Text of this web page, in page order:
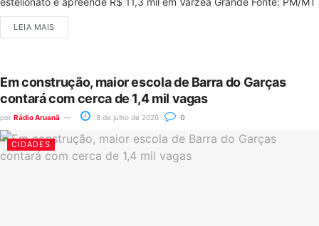
LEIA MAIS
Em construção, maior escola de Barra do Garças
contará com cerca de 1,4 mil vagas
por Rádio Aruanã 8 de julho de 2026 0
CIDADES